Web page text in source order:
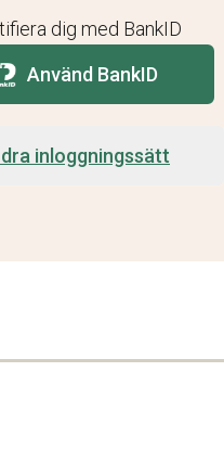
dig med BankID
Använd BankID
inloggningssätt